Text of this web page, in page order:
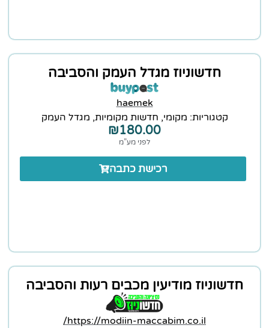
חדשוניוז מגדל העמק והסביבה
haemek
קטגוריות: מקומי, חדשות מקומיות, מגדל העמק
₪180.00
לפני מע”מ
רכישת כתבה
חדשוניוז מודיעין מכבים רעות והסביבה
https://modiin-maccabim.co.il/